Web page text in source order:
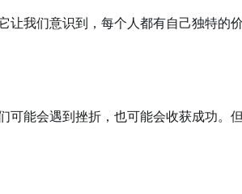
我们意识到，每个人都有自己独特的
能会遇到挫折，也可能会收获成功。